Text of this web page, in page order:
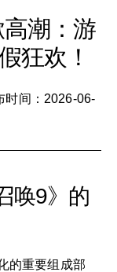
高潮：游
狂欢！
时间：2026-06-
唤9》的
的重要组成部